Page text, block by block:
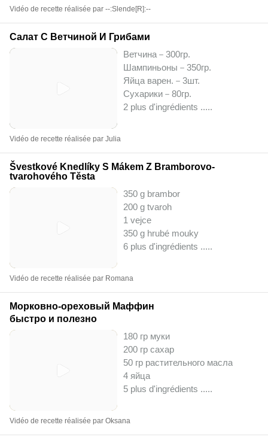
Vidéo de recette réalisée par --:Slende[R]:--
Салат С Ветчиной И Грибами
Ветчина－300гр.
Шампиньоны－350гр.
Яйца варен.－3шт.
Сухарики－80гр.
2 plus d'ingrédients .....
Vidéo de recette réalisée par Julia
Švestkové Knedlíky S Mákem Z Bramborovo-
tvarohového Těsta
350 g brambor
200 g tvaroh
1 vejce
350 g hrubé mouky
6 plus d'ingrédients .....
Vidéo de recette réalisée par Romana
Морковно-ореховый Маффин
быстро и полезно
180 гр муки
200 гр сахар
50 гр растительного масла
4 яйца
5 plus d'ingrédients .....
Vidéo de recette réalisée par Oksana